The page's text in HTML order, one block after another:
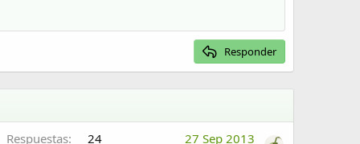
Responder
Respuestas 24 27 Sep 2013